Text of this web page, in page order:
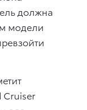
должна
модели
Cruiser